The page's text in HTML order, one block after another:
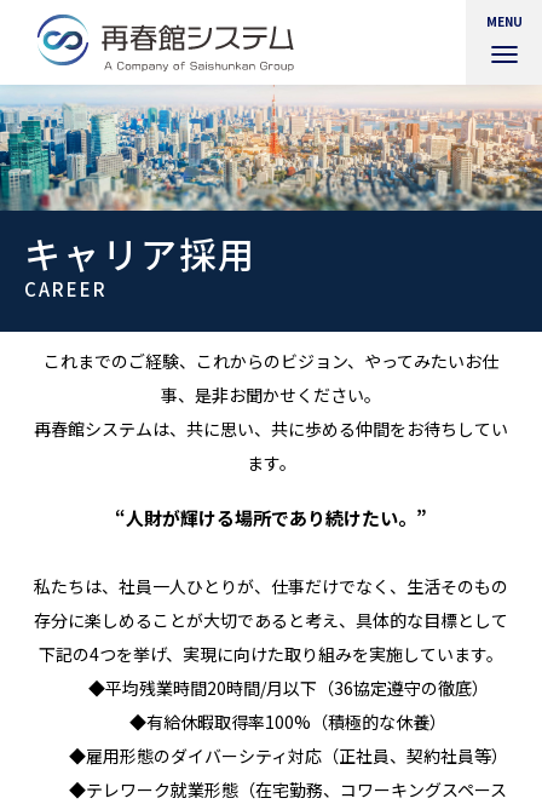
MENU
ゲ
ー
シ
ョ
ン
キャリア採用
CAREER
これまでのご経験、これからのビジョン、やってみたいお仕
事、是非お聞かせください。
再春館システムは、共に思い、共に歩める仲間をお待ちしてい
ます。
“人財が輝ける場所であり続けたい。”
私たちは、社員一人ひとりが、仕事だけでなく、生活そのもの
存分に楽しめることが大切であると考え、具体的な目標として
下記の4つを挙げ、実現に向けた取り組みを実施しています。
◆平均残業時間20時間/月以下（36協定遵守の徹底）
◆有給休暇取得率100%（積極的な休養）
◆雇用形態のダイバーシティ対応（正社員、契約社員等）
◆テレワーク就業形態（在宅勤務、コワーキングスペース